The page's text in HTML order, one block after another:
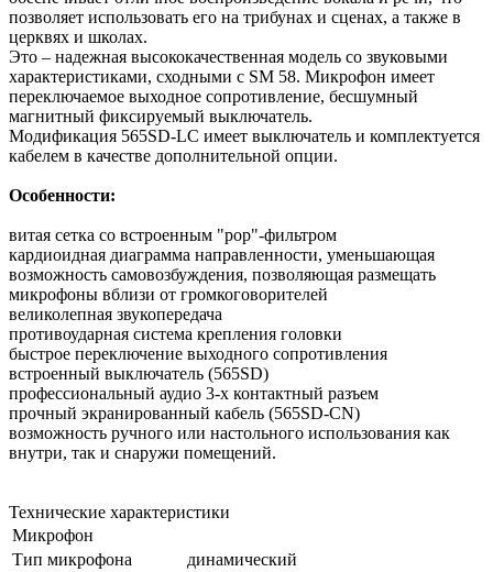
позволяет использовать его на трибунах и сценах, а также в
церквях и школах.
Это – надежная высококачественная модель со звуковыми
характеристиками, сходными с SM 58. Микрофон имеет
переключаемое выходное сопротивление, бесшумный
магнитный фиксируемый выключатель.
Модификация 565SD-LC имеет выключатель и комплектуется
кабелем в качестве дополнительной опции.
Особенности:
витая сетка со встроенным "pop"-фильтром
кардиоидная диаграмма направленности, уменьшающая
возможность самовозбуждения, позволяющая размещать
микрофоны вблизи от громкоговорителей
великолепная звукопередача
противоударная система крепления головки
быстрое переключение выходного сопротивления
встроенный выключатель (565SD)
профессиональный аудио 3-х контактный разъем
прочный экранированный кабель (565SD-CN)
возможность ручного или настольного использования как
внутри, так и снаружи помещений.
Технические характеристики
Микрофон
Тип микрофона
динамический